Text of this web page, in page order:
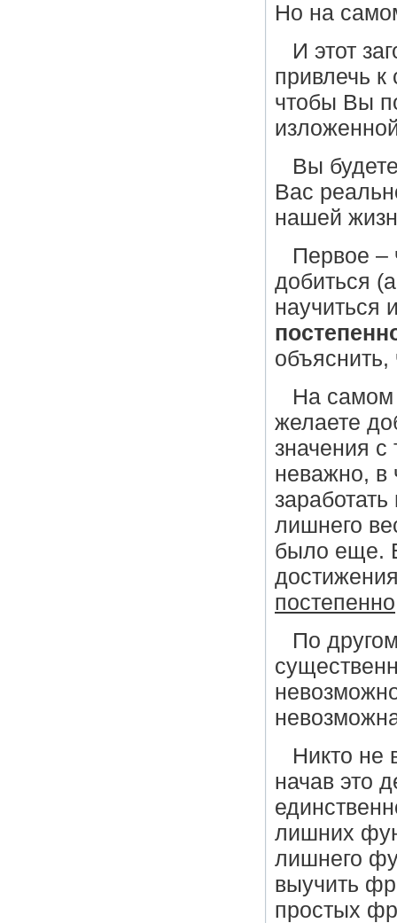
Но на
И этот
привлечь
чтобы Вы
Вы
Вас
нашей
Первое –
добиться
научиться
объяснить,
На самом
желаете
значения с
неважно, в
лишнего
было еще.
постепенно
По
Никто не
начав это
лишних
лишнего
выучить
простых